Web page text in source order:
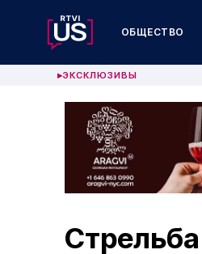
ОБЩЕСТВО
▶ЭКСКЛЮЗИВЫ